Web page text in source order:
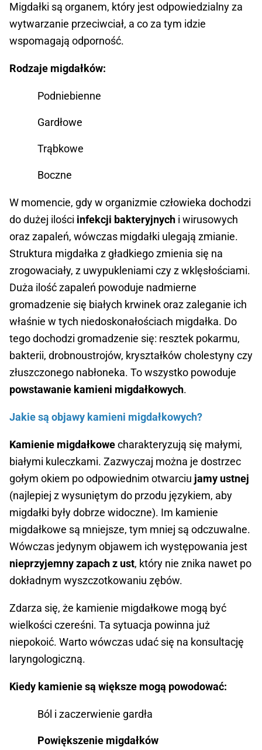
Migdałki są organem, który jest odpowiedzialny za
wytwarzanie przeciwciał, a co za tym idzie
wspomagają odporność.
Rodzaje migdałków:
Podniebienne
Gardłowe
Trąbkowe
Boczne
W momencie, gdy w organizmie człowieka dochodzi
do dużej ilości infekcji bakteryjnych i wirusowych
oraz zapaleń, wówczas migdałki ulegają zmianie.
Struktura migdałka z gładkiego zmienia się na
zrogowaciały, z uwypukleniami czy z wklęsłościami.
Duża ilość zapaleń powoduje nadmierne
gromadzenie się białych krwinek oraz zaleganie ich
właśnie w tych niedoskonałościach migdałka. Do
tego dochodzi gromadzenie się: resztek pokarmu,
bakterii, drobnoustrojów, kryształków cholestyny czy
złuszczonego nabłoneka. To wszystko powoduje
powstawanie kamieni migdałkowych.
Jakie są objawy kamieni migdałkowych?
Kamienie migdałkowecharakteryzują się małymi,
białymi kuleczkami. Zazwyczaj można je dostrzec
gołym okiem po odpowiednim otwarciu jamy ustnej
(najlepiej z wysuniętym do przodu językiem, aby
migdałki były dobrze widoczne). Im kamienie
migdałkowe są mniejsze, tym mniej są odczuwalne.
Wówczas jedynym objawem ich występowania jest
nieprzyjemny zapach z ust, który nie znika nawet po
dokładnym wyszczotkowaniu zębów.
Zdarza się, że kamienie migdałkowe mogą być
wielkości czereśni. Ta sytuacja powinna już
niepokoić. Warto wówczas udać się na konsultację
laryngologiczną.
Kiedy kamienie są większe mogą powodować:
Ból i zaczerwienie gardła
Powiększenie migdałków